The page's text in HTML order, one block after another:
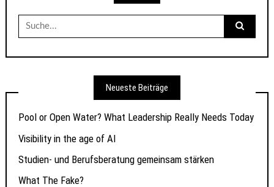
Suche
nach:
Neueste Beiträge
Pool or Open Water? What Leadership Really Needs Today
Visibility in the age of AI
Studien- und Berufsberatung gemeinsam stärken
What The Fake?